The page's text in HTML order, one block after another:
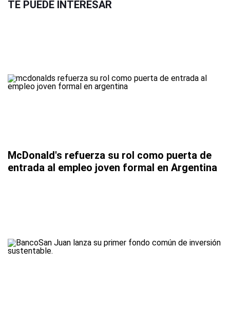
TE PUEDE INTERESAR
McDonald's refuerza su rol como puerta de
entrada al empleo joven formal en Argentina